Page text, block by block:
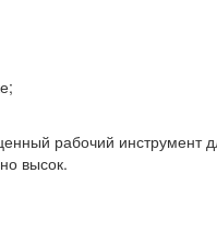
рабочий инструмент
высок.